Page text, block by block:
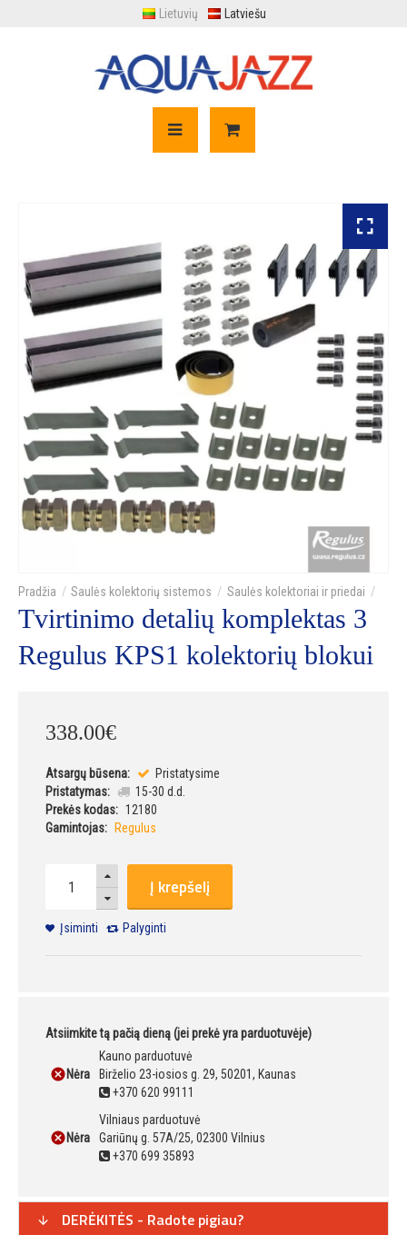
Lietuvių Latviešu
Saulės kolektorių sistemos Saulės kolektoriai ir priedai
Tvirtinimo detalių komplektas 3
Regulus KPS1 kolektorių blokui
338.00€
Atsargų būsena:
Pristatysime
Pristatymas:
15-30 d.d.
Prekės kodas: 12180
Gamintojas:
Regulus
Į krepšelį
Įsiminti Palyginti
Atsiimkite tą pačią dieną (jei prekė yra parduotuvėje)
Nėra
Kauno parduotuvė
Birželio 23-iosios g. 29, 50201, Kaunas
+370 620 99111
Nėra
Vilniaus parduotuvė
Gariūnų g. 57A/25, 02300 Vilnius
+370 699 35893
DERĖKITĖS - Radote pigiau?